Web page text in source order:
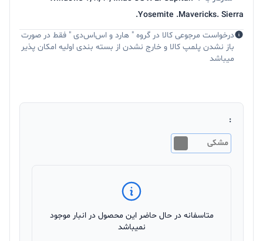
.Yosemite .Mavericks. Sierra
درخواست مرجوعی کالا در گروه " هارد و اس‌اس‌دی " فقط در صورت
باز نشدن پلمپ کالا و خارج نشدن از بسته بندی اولیه امکان پذیر
میباشد
:
مشکی
متاسفانه در حال حاضر این محصول در انبار موجود
نمیباشد